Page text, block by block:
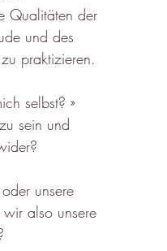
Qualitäten der
und des
praktizieren.
selbst? »
sein und
unsere
also unsere